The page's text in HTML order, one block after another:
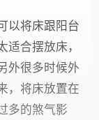
以将床跟阳台
合摆放床，
外很多时候外
，将床放置在
多的煞气影